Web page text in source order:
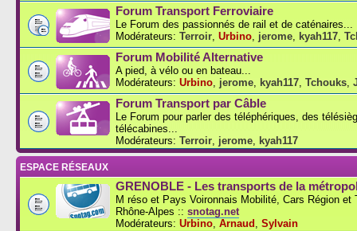
Forum Transport Ferroviaire
Le Forum des passionnés de rail et de caténaires...
Modérateurs: Terroir Urbino jerome kyah117
Forum Mobilité Alternative
A pied, à vélo ou en bateau...
Modérateurs: Urbino jerome kyah117 Tchouks
Forum Transport par Câble
Le Forum pour parler des téléphériques, des
télécabines...
Modérateurs: Terroir jerome kyah117
ESPACE RÉSEAUX
GRENOBLE - Les transports de la
M réso et Pays Voironnais Mobilité, Cars Région et
Rhône-Alpes :: snotag.net
Modérateurs: Urbino Arnaud Sylvain